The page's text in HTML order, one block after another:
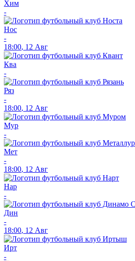
Хим
-
Нос
-
18:00, 12 Авг
Ква
-
Ряз
-
18:00, 12 Авг
Мур
-
Мет
-
18:00, 12 Авг
Нар
-
Дин
-
18:00, 12 Авг
Ирт
-